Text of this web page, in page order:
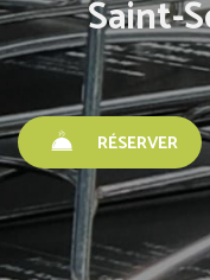
Saint-
RÉSERVER